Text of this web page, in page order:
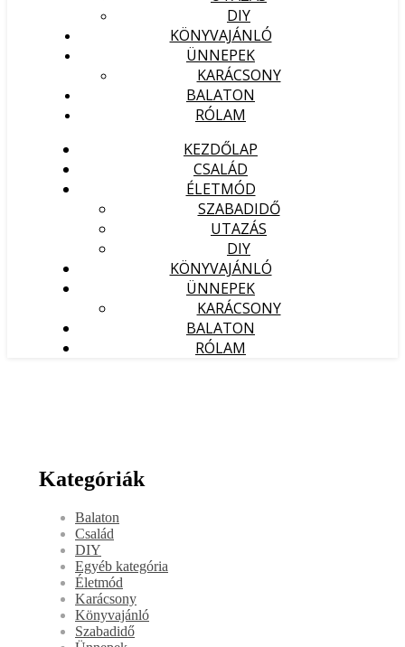
DIY
KÖNYVAJÁNLÓ
ÜNNEPEK
KARÁCSONY
BALATON
RÓLAM
KEZDŐLAP
CSALÁD
ÉLETMÓD
SZABADIDŐ
UTAZÁS
DIY
KÖNYVAJÁNLÓ
ÜNNEPEK
KARÁCSONY
BALATON
RÓLAM
Kategóriák
Balaton
Család
DIY
Egyéb kategória
Életmód
Karácsony
Könyvajánló
Szabadidő